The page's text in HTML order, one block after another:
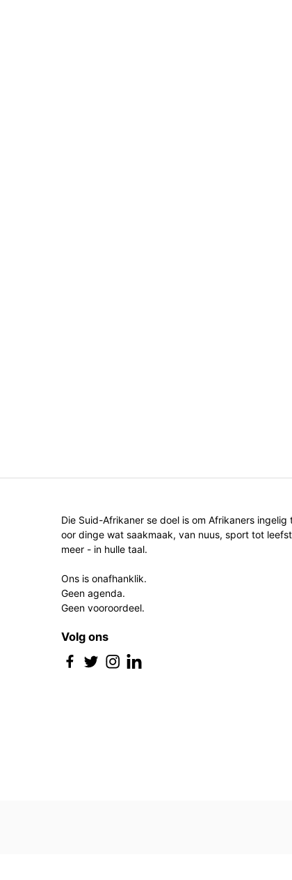
Die Suid-Afrikaner se doel is om Afrikaners ingelig
oor dinge wat saakmaak, van nuus, sport tot
meer - in hulle taal.
Ons is onafhanklik.
Geen agenda.
Geen vooroordeel.
Volg ons